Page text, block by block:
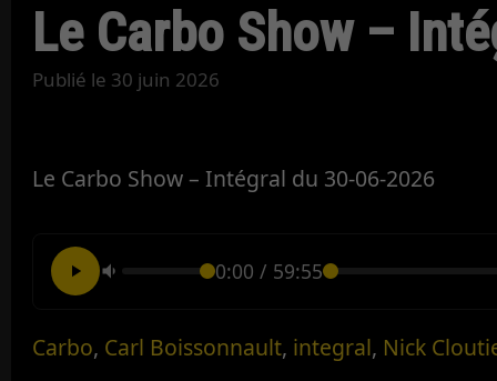
Le Carbo Show –
Publié le 30 juin 2026
Le Carbo Show – Intégral du 30-06-2026
0:00 / 59:55
Carbo, Carl Boissonnault, integral, Nick